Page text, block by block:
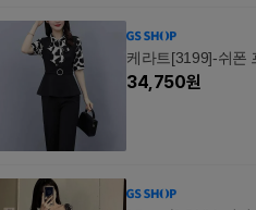
케라트[3199]-쉬폰
34,750원